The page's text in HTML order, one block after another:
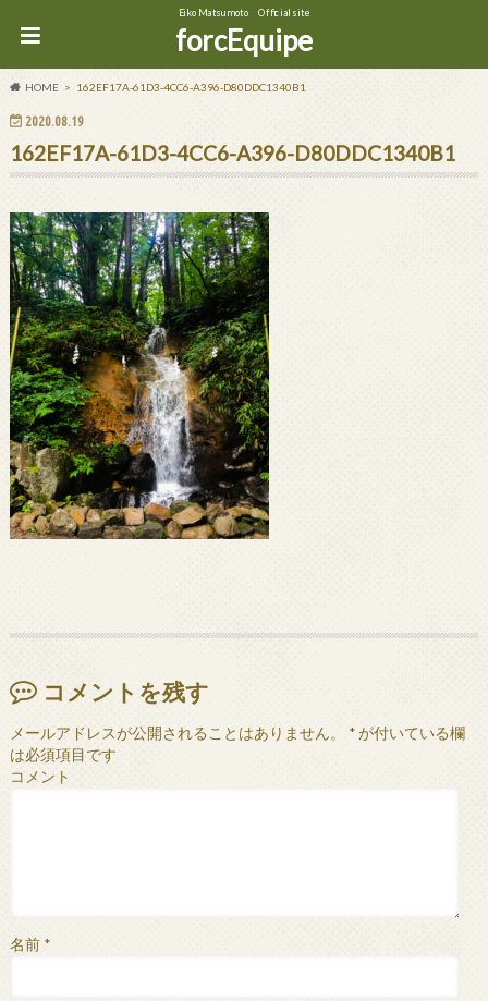
Eiko Matsumoto Official site
forcEquipe
HOME 162EF17A-61D3-4CC6-A396-D80DDC1340B1
2020.08.19
162EF17A-61D3-4CC6-A396-D80DDC1340B1
コメントを残す
メールアドレスが公開されることはありません。 *が付いている欄
は必須項目です
コメント
名前 *